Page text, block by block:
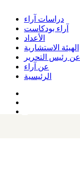
دراسات آراء
آراء بودكاست
الأعداد
الهيئة الاستشارية
عن رئيس التحرير
عن آراء
الرئيسية